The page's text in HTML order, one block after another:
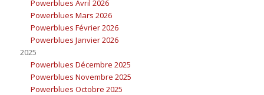
Powerblues Avril 2026
Powerblues Mars 2026
Powerblues Février 2026
Powerblues Janvier 2026
2025
Powerblues Décembre 2025
Powerblues Novembre 2025
Powerblues Octobre 2025